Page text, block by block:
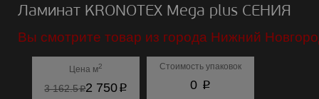
Ламинат KRONOTEX Mega plus СЕНИЯ
Вы смотрите товар из города Нижний
Цена м2
3 162.5p2 750p
Стоимость упаковок
0 p